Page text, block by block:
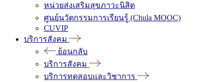
หน่วยส่งเสริมสุขภาวะนิสิต
ศูนย์นวัตกรรมการเรียนรู้ (Chula MOOC)
CUVIP
บริการสังคม
ย้อนกลับ
บริการสังคม
บริการทดสอบและวิชาการ